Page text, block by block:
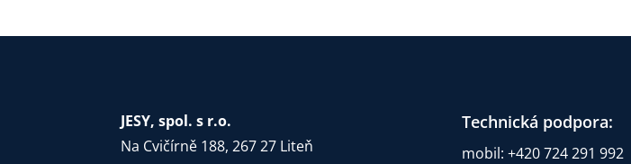
JESY, spol. s r.o.
Na Cvičírně 188, 267 27 Liteň
Technická podpora:
mobil: +420 724 291 992